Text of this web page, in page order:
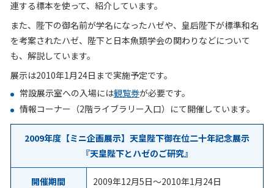
連する標本を使って、紹介しています。
また、陛下の御名前が学名になったハゼや、皇后陛下が標準和名
を考案されたハゼ、陛下と日本魚類学会の関わりなどについて
も、解説しています。
展示は2010年1月24日まで実施予定です。
常設展示室への入場には観覧券が必要です。
情報コーナー（2階ライブラリー入口）にて開催しています。
2009年度【ミニ企画展示】天皇陛下御在位二十年記念展示
『天皇陛下とハゼのご研究』
開催期間 2009年12月5日～2010年1月24日